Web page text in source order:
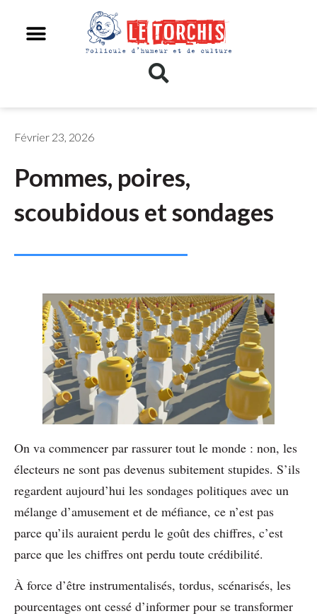
Février 23, 2026
Pommes, poires,
scoubidous et sondages
On va commencer par rassurer tout le monde : non, les
électeurs ne sont pas devenus subitement stupides. S’ils
regardent aujourd’hui les sondages politiques avec un
mélange d’amusement et de méfiance, ce n’est pas
parce qu’ils auraient perdu le goût des chiffres, c’est
parce que les chiffres ont perdu toute crédibilité.
À force d’être instrumentalisés, tordus, scénarisés, les
pourcentages ont cessé d’informer pour se transformer